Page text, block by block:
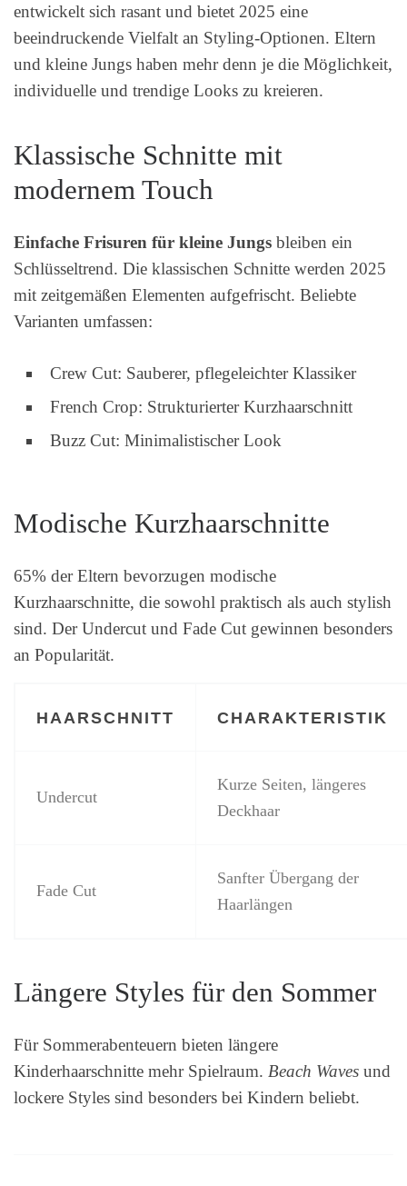
entwickelt sich rasant und bietet 2025 eine
beeindruckende Vielfalt an Styling-Optionen. Eltern
und kleine Jungs haben mehr denn je die Möglichkeit,
individuelle und trendige Looks zu kreieren.
Klassische Schnitte mit
modernem Touch
Einfache Frisuren für kleine Jungs bleiben ein
Schlüsseltrend. Die klassischen Schnitte werden 2025
mit zeitgemäßen Elementen aufgefrischt. Beliebte
Varianten umfassen:
Crew Cut: Sauberer, pflegeleichter Klassiker
French Crop: Strukturierter Kurzhaarschnitt
Buzz Cut: Minimalistischer Look
Modische Kurzhaarschnitte
65% der Eltern bevorzugen modische
Kurzhaarschnitte, die sowohl praktisch als auch stylish
sind. Der Undercut und Fade Cut gewinnen besonders
an Popularität.
HAARSCHNITT CHARAKTERISTIK
Undercut
Kurze Seiten, längeres
Deckhaar
Fade Cut
Sanfter Übergang der
Haarlängen
Längere Styles für den Sommer
Für Sommerabenteuern bieten längere
Kinderhaarschnitte mehr Spielraum. Beach Waves und
lockere Styles sind besonders bei Kindern beliebt.